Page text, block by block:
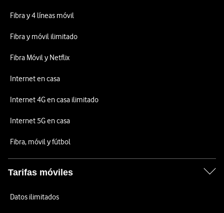
Fibra y 4 líneas móvil
Fibra y móvil ilimitado
Fibra Móvil y Netflix
Internet en casa
Internet 4G en casa ilimitado
Internet 5G en casa
Fibra, móvil y fútbol
Tarifas móviles
Datos ilimitados